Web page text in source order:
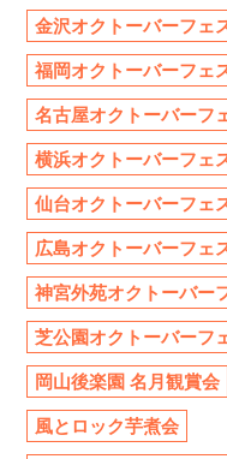
金沢オクトーバーフェ
福岡オクトーバーフェ
名古屋オクトーバーフ
横浜オクトーバーフェ
仙台オクトーバーフェ
広島オクトーバーフェ
神宮外苑オクトーバー
芝公園オクトーバーフ
岡山後楽園 名月観賞会
風とロック芋煮会